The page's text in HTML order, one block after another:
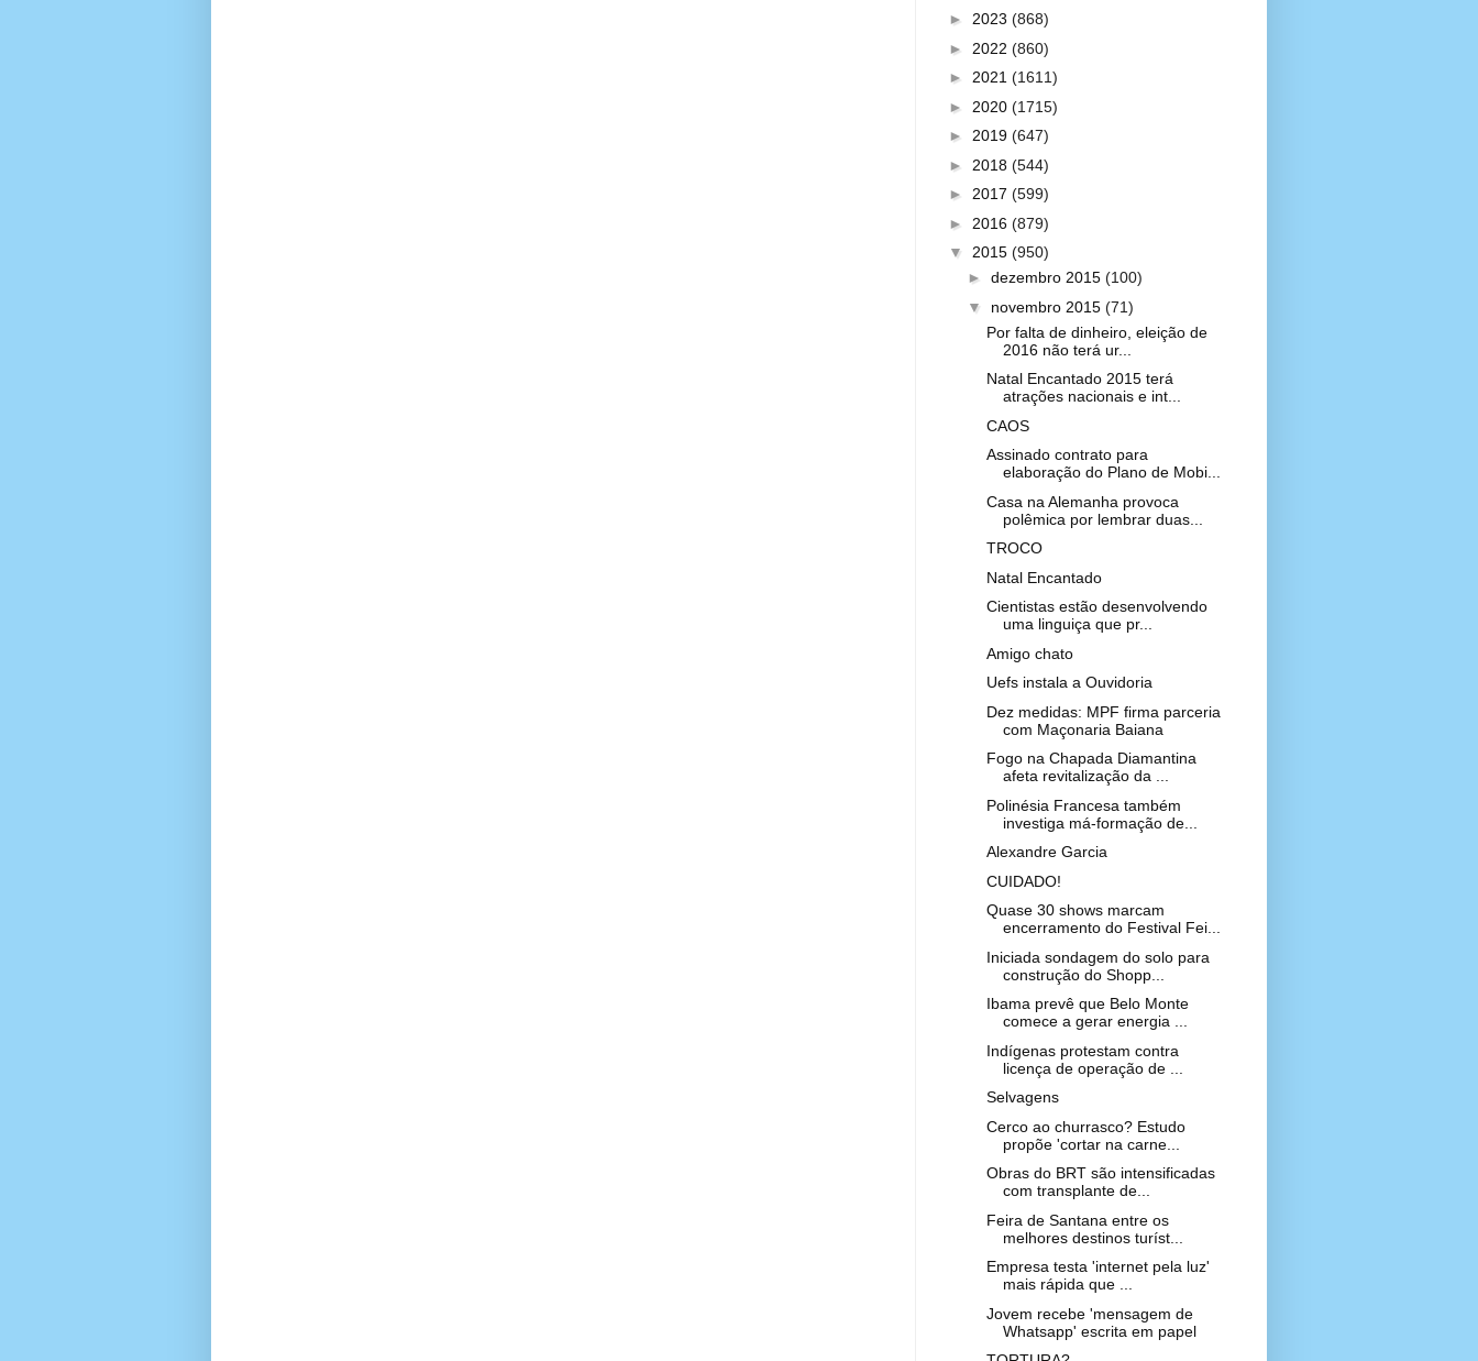
► 2023 (868)
► 2022 (860)
► 2021 (1611)
► 2020 (1715)
► 2019 (647)
► 2018 (544)
► 2017 (599)
► 2016 (879)
▼ 2015 (950)
► dezembro 2015 (100)
▼ novembro 2015 (71)
Por falta de dinheiro, eleição de
2016 não terá ur...
Natal Encantado 2015 terá
atrações nacionais e int...
CAOS
Assinado contrato para
elaboração do Plano de Mobi...
Casa na Alemanha provoca
polêmica por lembrar duas...
TROCO
Natal Encantado
Cientistas estão desenvolvendo
uma linguiça que pr...
Amigo chato
Uefs instala a Ouvidoria
Dez medidas: MPF firma parceria
com Maçonaria Baiana
Fogo na Chapada Diamantina
afeta revitalização da ...
Polinésia Francesa também
investiga má-formação de...
Alexandre Garcia
CUIDADO!
Quase 30 shows marcam
encerramento do Festival Fei...
Iniciada sondagem do solo para
construção do Shopp...
Ibama prevê que Belo Monte
comece a gerar energia ...
Indígenas protestam contra
licença de operação de ...
Selvagens
Cerco ao churrasco? Estudo
propõe 'cortar na carne...
Obras do BRT são intensificadas
com transplante de...
Feira de Santana entre os
melhores destinos turíst...
Empresa testa 'internet pela luz'
mais rápida que ...
Jovem recebe 'mensagem de
Whatsapp' escrita em papel